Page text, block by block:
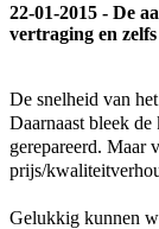
22-01-2015 - De
vertraging en
De snelheid van
Daarnaast bleek
gerepareerd. Maar
prijs/
Gelukkig kunnen